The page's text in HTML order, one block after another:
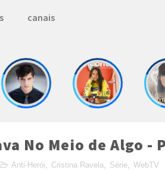
No Meio de Algo -
Anti-Herói, Cristina Ravela, Série, WebTV
canais